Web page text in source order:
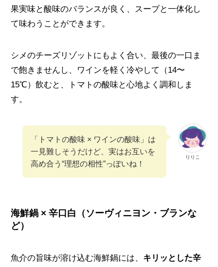
果実味と酸味のバランスが良く、スープと一体化し
て味わうことができます。
シメのチーズリゾットにもよく合い、最後の一口ま
で飽きませんし、ワインを軽く冷やして（14〜
15℃）飲むと、トマトの酸味と心地よく調和しま
す。
りりこ
「トマトの酸味 × ワインの酸味」は
一見難しそうだけど、実はお互いを
高め合う“理想の相性”っぽいね！
海鮮鍋 × 辛口白（ソーヴィニヨン・ブランな
ど）
魚介の旨味が溶け込む海鮮鍋には、 キリッとした辛